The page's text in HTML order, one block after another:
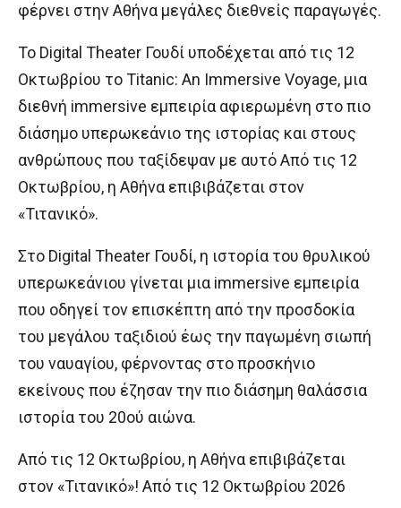
φέρνει στην Αθήνα μεγάλες διεθνείς παραγωγές.
To Digital Theater Γουδί υποδέχεται από τις 12
Οκτωβρίου το Titanic: An Immersive Voyage, μια
διεθνή immersive εμπειρία αφιερωμένη στο πιο
διάσημο υπερωκεάνιο της ιστορίας και στους
ανθρώπους που ταξίδεψαν με αυτό Από τις 12
Οκτωβρίου, η Αθήνα επιβιβάζεται στον
«Τιτανικό».
Στο Digital Theater Γουδί, η ιστορία του θρυλικού
υπερωκεάνιου γίνεται μια immersive εμπειρία
που οδηγεί τον επισκέπτη από την προσδοκία
του μεγάλου ταξιδιού έως την παγωμένη σιωπή
του ναυαγίου, φέρνοντας στο προσκήνιο
εκείνους που έζησαν την πιο διάσημη θαλάσσια
ιστορία του 20ού αιώνα.
Από τις 12 Οκτωβρίου, η Αθήνα επιβιβάζεται
στον «Τιτανικό»! Από τις 12 Οκτωβρίου 2026